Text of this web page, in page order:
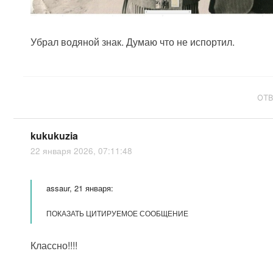
Убрал водяной знак. Думаю что не испортил.
kukukuzia
22 января 2026, 07:11:48
assaur, 21 января:
ПОКАЗАТЬ ЦИТИРУЕМОЕ СООБЩЕНИЕ
Классно!!!!